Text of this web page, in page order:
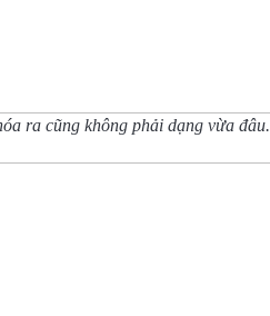
ra cũng không phải dạng vừa đâu.